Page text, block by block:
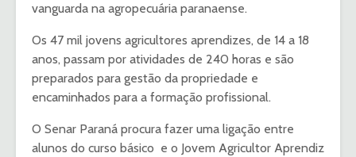
vanguarda na agropecuária paranaense.
Os 47 mil jovens agricultores aprendizes, de 14 a 18
anos, passam por atividades de 240 horas e são
preparados para gestão da propriedade e
encaminhados para a formação profissional.
O Senar Paraná procura fazer uma ligação entre
alunos do curso básico e o Jovem Agricultor Aprendiz